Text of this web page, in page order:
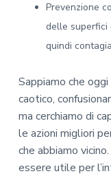
Prevenzione
delle superfici
quindi
Sappiamo che
caotico,
ma cerchiamo di
le azioni migliori
che abbiamo
essere utile per